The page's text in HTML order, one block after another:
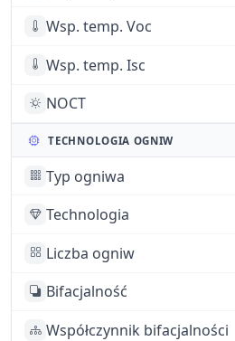
Wsp. temp. Voc
Wsp. temp. Isc
NOCT
TECHNOLOGIA OGNIW
Typ ogniwa
Technologia
Liczba ogniw
Bifacjalność
Współczynnik bifacjalności